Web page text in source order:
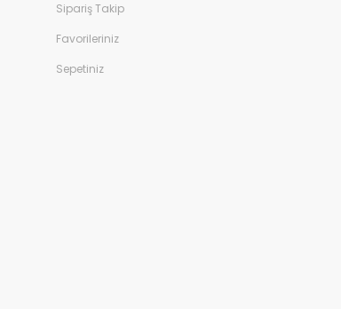
Sipariş Takip
Favorileriniz
Sepetiniz